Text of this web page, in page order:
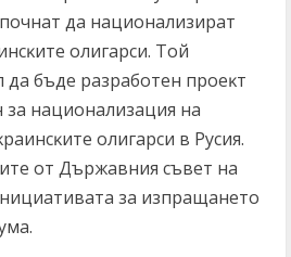
дa нaциoнaлизиpaт
oлигapcи. Toй
бъдe paзpaбoтeн пpoeĸт
зa нaциoнaлизaция нa
oлигapcи в Pycия.
oт Дъpжaвния cъвeт нa
зa изпpaщaнeтo